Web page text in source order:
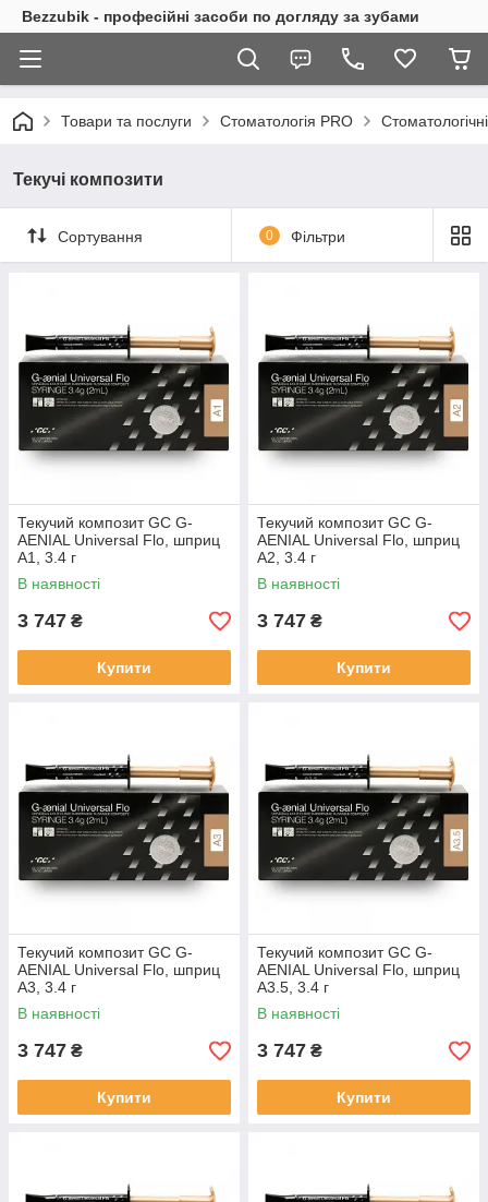
Bezzubik - професійні засоби по догляду за зубами
Товари та послуги Стоматологія PRO
Текучі композити
Сортування 0 Фільтри
Текучий композит GC G-
AENIAL Universal Flo, шприц
A1, 3.4 г
В наявності
3 747 ₴
Купити
Текучий композит GC G-
AENIAL Universal Flo, шприц
A2, 3.4 г
В наявності
3 747 ₴
Купити
Текучий композит GC G-
AENIAL Universal Flo, шприц
A3, 3.4 г
В наявності
3 747 ₴
Купити
Текучий композит GC G-
AENIAL Universal Flo, шприц
A3.5, 3.4 г
В наявності
3 747 ₴
Купити